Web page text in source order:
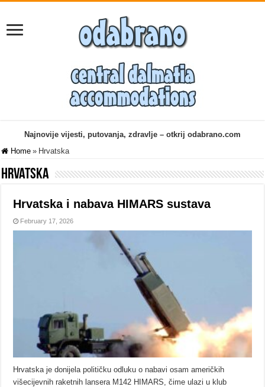
Najnovije vijesti, putovanja, zdravlje – otkrij odabrano.com
Home » Hrvatska
Hrvatska
Hrvatska i nabava HIMARS sustava
February 17, 2026
Hrvatska je donijela političku odluku o nabavi osam američkih
višecijevnih raketnih lansera M142 HIMARS, čime ulazi u klub